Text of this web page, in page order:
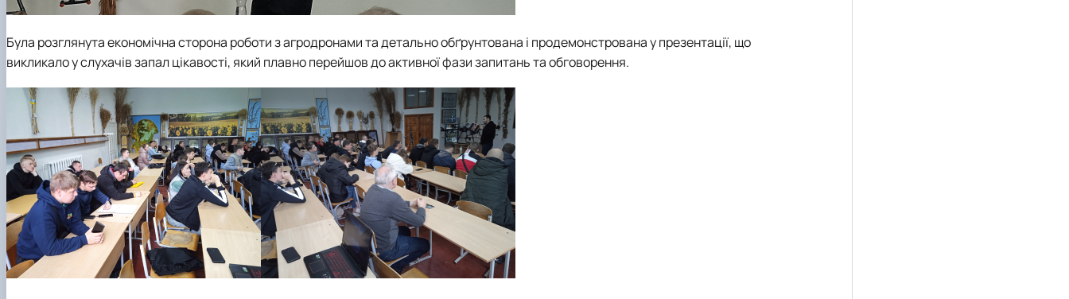
Була розглянута економічна сторона роботи з агродронами та детально обґрунтована і продемонстрована у презентації, що
викликало у слухачів запал цікавості, який плавно перейшов до активної фази запитань та обговорення.